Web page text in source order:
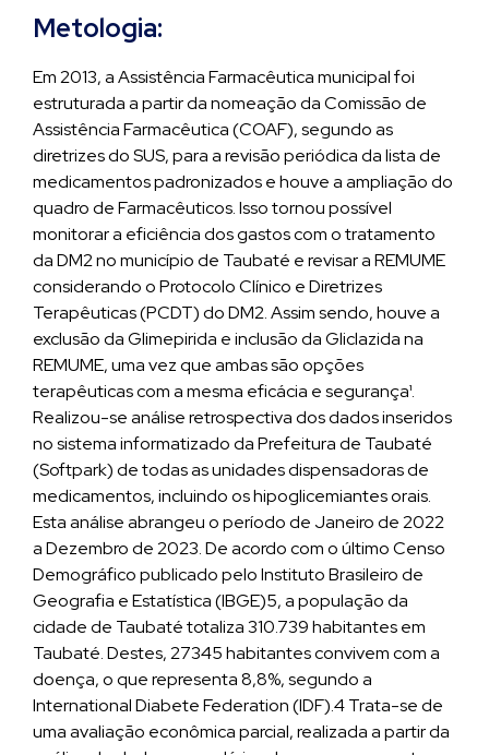
Metologia:
Em 2013, a Assistência Farmacêutica municipal foi
estruturada a partir da nomeação da Comissão de
Assistência Farmacêutica (COAF), segundo as
diretrizes do SUS, para a revisão periódica da lista de
medicamentos padronizados e houve a ampliação do
quadro de Farmacêuticos. Isso tornou possível
monitorar a eficiência dos gastos com o tratamento
da DM2 no município de Taubaté e revisar a REMUME
considerando o Protocolo Clínico e Diretrizes
Terapêuticas (PCDT) do DM2. Assim sendo, houve a
exclusão da Glimepirida e inclusão da Gliclazida na
REMUME, uma vez que ambas são opções
terapêuticas com a mesma eficácia e segurança¹.
Realizou-se análise retrospectiva dos dados inseridos
no sistema informatizado da Prefeitura de Taubaté
(Softpark) de todas as unidades dispensadoras de
medicamentos, incluindo os hipoglicemiantes orais.
Esta análise abrangeu o período de Janeiro de 2022
a Dezembro de 2023. De acordo com o último Censo
Demográfico publicado pelo Instituto Brasileiro de
Geografia e Estatística (IBGE)5, a população da
cidade de Taubaté totaliza 310.739 habitantes em
Taubaté. Destes, 27345 habitantes convivem com a
doença, o que representa 8,8%, segundo a
International Diabete Federation (IDF).4 Trata-se de
uma avaliação econômica parcial, realizada a partir da